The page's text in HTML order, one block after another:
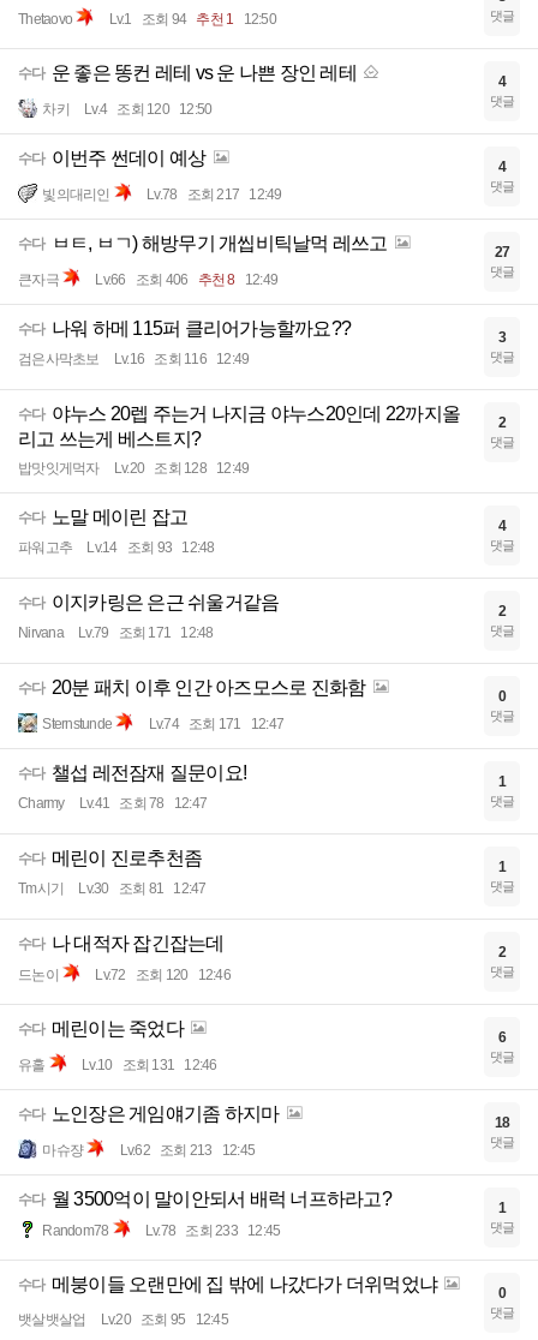
Thetaovo Lv.1 조회 94 추천 1 12:50 댓글
수다 운 좋은 똥컨 레테 vs 운 나쁜 장인 레테
차키 Lv.4 조회 120 12:50
4
댓글
수다 이번주 썬데이 예상
빛의대리인 Lv.78 조회 217 12:49
4
댓글
수다 ㅂㅌ, ㅂㄱ) 해방무기 개씹비틱날먹 레쓰고
큰자극 Lv.66 조회 406 추천 8 12:49
27
댓글
수다 나워 하메 115퍼 클리어가능할까요??
검은사막초보 Lv.16 조회 116 12:49
3
댓글
수다 야누스 20렙 주는거 나지금 야누스20인데 22까지올
리고 쓰는게 베스트지?
밥맛잇게먹자 Lv.20 조회 128 12:49
2
댓글
수다 노말 메이린 잡고
파워고추 Lv.14 조회 93 12:48
4
댓글
수다 이지카링은 은근 쉬울거같음
Nirvana Lv.79 조회 171 12:48
2
댓글
수다 20분 패치 이후 인간 아즈모스로 진화함
Sternstunde Lv.74 조회 171 12:47
0
댓글
수다 챌섭 레전잠재 질문이요!
Charmy Lv.41 조회 78 12:47
1
댓글
수다 메린이 진로추천좀
Tm시기 Lv.30 조회 81 12:47
1
댓글
수다 나 대적자 잡긴잡는데
드논이 Lv.72 조회 120 12:46
2
댓글
수다 메린이는 죽었다
유홀 Lv.10 조회 131 12:46
6
댓글
수다 노인장은 게임얘기좀 하지마
마슈쟝 Lv.62 조회 213 12:45
18
댓글
수다 월 3500억이 말이안되서 배럭 너프하라고?
Random78 Lv.78 조회 233 12:45
1
댓글
수다 메붕이들 오랜만에 집 밖에 나갔다가 더위먹었냐
뱃살뱃살업 Lv.20 조회 95 12:45
0
댓글